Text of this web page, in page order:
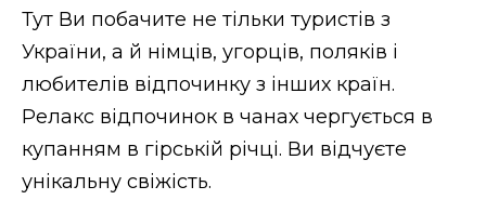
Тут Ви побачите не тільки туристів з
України, а й німців, угорців, поляків і
любителів відпочинку з інших країн.
Релакс відпочинок в чанах чергується в
купанням в гірській річці. Ви відчуєте
унікальну свіжість.